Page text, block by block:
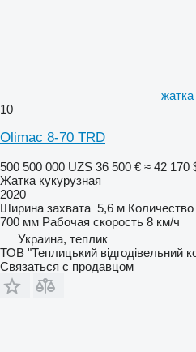
10
Olimac 8-70 TRD
500 500 000 UZS 36 500 € ≈ 42 170
Жатка кукурузная
2020
Ширина захвата 5,6 м
700 мм Рабочая скорость 8 км/ч
Украина, теплик
ТОВ "Теплицький відгодівельний
Связаться с продавцом